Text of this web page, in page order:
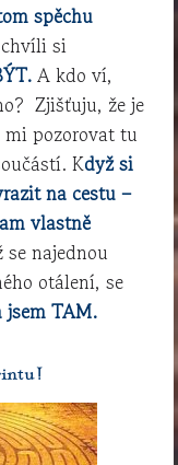
spěchu
si
A kdo ví,
Zjišťuju, že je
pozorovat tu
Když si
na cestu –
vlastně
najednou
otálení, se
jsem TAM.